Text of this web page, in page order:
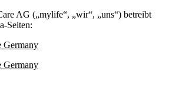
AG („mylife“, „wir“, „uns“) betreibt
Seiten:
Germany
Germany